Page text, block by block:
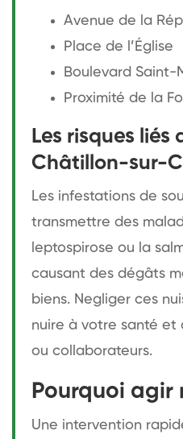
Avenue de la
Place de l’Église
Boulevard Saint-
Proximité de la
Les risques liés
Châtillon-sur-
Les infestations de
transmettre des
leptospirose ou la
causant des dégâts
biens. Negliger ces
nuire à votre santé et
ou collaborateurs.
Pourquoi agir
Une intervention